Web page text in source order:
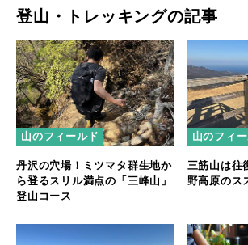
登山・トレッキングの記事
山のフィールド
丹沢の穴場！ミツマタ群生地か
ら登るスリル満点の「三峰山」
登山コース
山のフィ
三筋山は往
野高原のス